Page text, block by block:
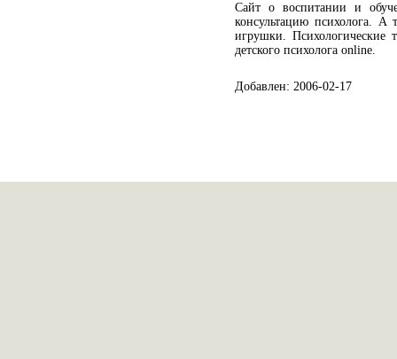
Сайт о воспитании и
консультацию психолога.
игрушки. Психологические
детского психолога online.
Добавлен: 2006-02-17